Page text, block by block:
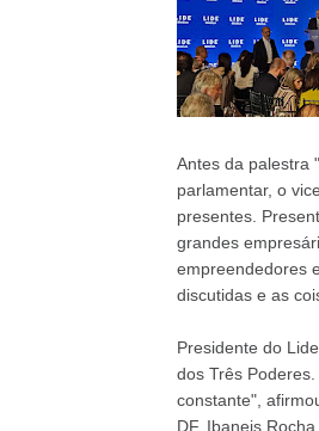
Antes da palestra
parlamentar, o
presentes.
grandes
empreendedores
discutidas e as
Presidente do
dos Três
constante",
DF, Ibaneis